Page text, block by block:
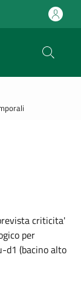
criticita'
per
d1 (bacino alto